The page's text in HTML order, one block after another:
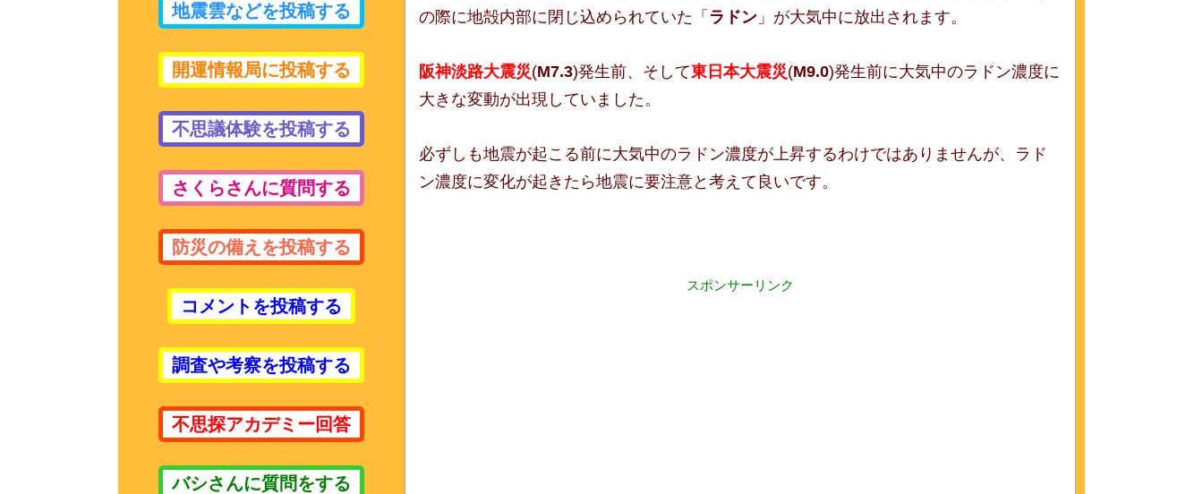
の際に地殻内部に閉じ込められていた「 ラドン 」が大気中に放出されます。
阪神淡路大震災(M7.3)発生前、そして東日本大震災(M9.0)発生前に大気中のラドン濃度に
大きな変動が出現していました。
必ずしも地震が起こる前に大気中のラドン濃度が上昇するわけではありませんが、ラド
ン濃度に変化が起きたら地震に要注意と考えて良いです。
スポンサーリンク
地震雲などを投稿する
開運情報局に投稿する
不思議体験を投稿する
さくらさんに質問する
防災の備えを投稿する
コメントを投稿する
調査や考察を投稿する
不思探アカデミー回答
バシさんに質問をする